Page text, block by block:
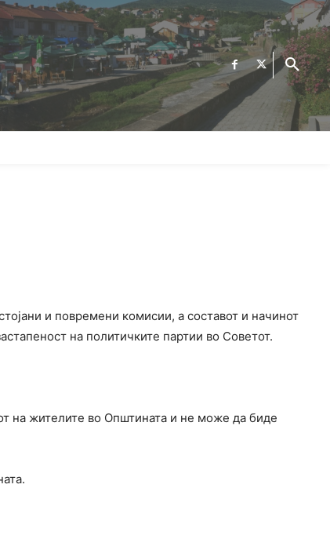
и повремени комисии, а составот и начинот
на политичките партии во Советот.
на жителите во Општината и не може да биде